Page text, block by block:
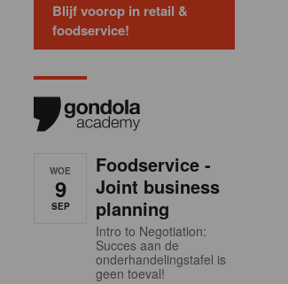
Blijf voorop in retail &
foodservice!
WOE
9
SEP
Foodservice -
Joint business
planning
Intro to Negotiation:
Succes aan de
onderhandelingstafel is
geen toeval!